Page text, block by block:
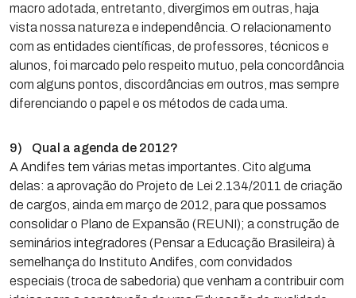
macro adotada, entretanto, divergimos em outras, haja
vista nossa natureza e independência. O relacionamento
com as entidades científicas, de professores, técnicos e
alunos, foi marcado pelo respeito mutuo, pela concordância
com alguns pontos, discordâncias em outros, mas sempre
diferenciando o papel e os métodos de cada uma.
9) Qual a agenda de 2012?
A Andifes tem várias metas importantes. Cito alguma
delas: a aprovação do Projeto de Lei 2.134/2011 de criação
de cargos, ainda em março de 2012, para que possamos
consolidar o Plano de Expansão (REUNI); a construção de
seminários integradores (Pensar a Educação Brasileira) à
semelhança do Instituto Andifes, com convidados
especiais (troca de sabedoria) que venham a contribuir com